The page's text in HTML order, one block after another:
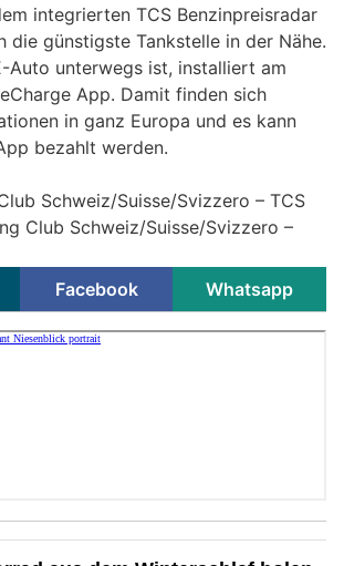
integrierten TCS Benzinpreisradar
die günstigste Tankstelle in der Nähe.
Auto unterwegs ist, installiert am
App. Damit finden sich
in ganz Europa und es kann
bezahlt werden.
Schweiz/Suisse/Svizzero – TCS
Club Schweiz/Suisse/Svizzero –
Facebook Whatsapp